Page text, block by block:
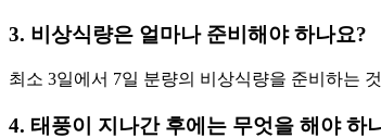
3. 비상식량은 얼마나 준비해야 하나요?
최소 3일에서 7일 분량의 비상식량을 준비하는
4. 태풍이 지나간 후에는 무엇을 해야 하